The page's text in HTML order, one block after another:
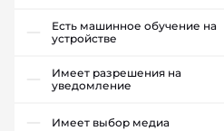
Есть машинное обучение на
устройстве
Имеет разрешения на
уведомление
Имеет выбор медиа